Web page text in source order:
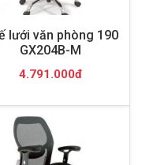
lưới văn phòng 190
GX204B-M
4.791.000đ